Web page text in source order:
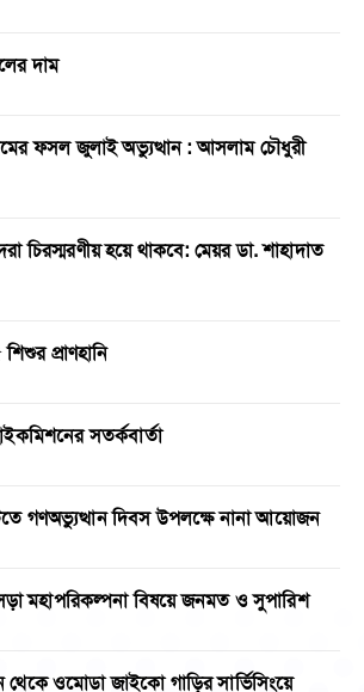
দাম
ফসল জুলাই অভ্যুত্থান : আসলাম চৌধুরী
চিরস্মরণীয় হয়ে থাকবে: মেয়র ডা. শাহাদাত
প্রাণহানি
সতর্কবার্তা
গণঅভ্যুত্থান দিবস উপলক্ষে নানা আয়োজন
মহাপরিকল্পনা বিষয়ে জনমত ও সুপারিশ
থেকে ওমোডা জাইকো গাড়ির সার্ভিসিংয়ে